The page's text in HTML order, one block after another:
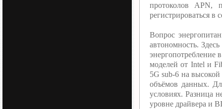
протоколов APN,
регистрироваться в
Вопрос
автономность.
моделей от Intel и
5G sub-6 на
объёмов данных.
условиях. Разница
уровне драйвера и